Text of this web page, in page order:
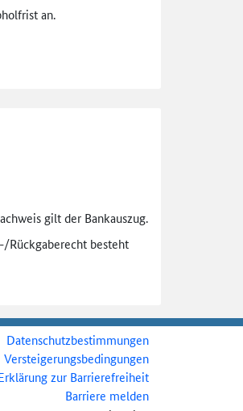
an.
gilt der Bankauszug.
/Rückgaberecht besteht
Datenschutzbestimmungen
Versteigerungsbedingungen
zur Barrierefreiheit
Barriere melden